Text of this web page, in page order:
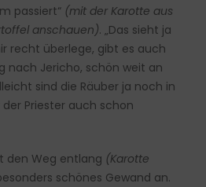
passiert“ (mit der Karotte aus
anschauen). „Das sieht ja
recht überlege, gibt es auch
nach Jericho, schön weit an
sind die Räuber ja noch in
der Priester auch schon
den Weg entlang (Karotte
schönes Gewand an.